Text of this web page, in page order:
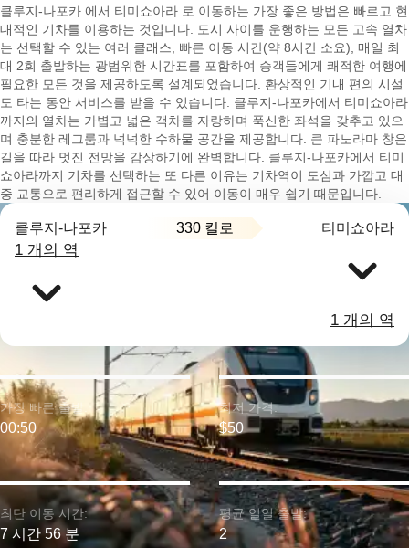
클루지-나포카 에서 티미쇼아라 로 이동하는 가장 좋은 방법은 빠르고 현
대적인 기차를 이용하는 것입니다. 도시 사이를 운행하는 모든 고속 열차
는 선택할 수 있는 여러 클래스, 빠른 이동 시간(약 8시간 소요), 매일 최
대 2회 출발하는 광범위한 시간표를 포함하여 승객들에게 쾌적한 여행에
필요한 모든 것을 제공하도록 설계되었습니다. 환상적인 기내 편의 시설
도 타는 동안 서비스를 받을 수 있습니다. 클루지-나포카에서 티미쇼아라
까지의 열차는 가볍고 넓은 객차를 자랑하며 푹신한 좌석을 갖추고 있으
며 충분한 레그룸과 넉넉한 수하물 공간을 제공합니다. 큰 파노라마 창은
길을 따라 멋진 전망을 감상하기에 완벽합니다. 클루지-나포카에서 티미
쇼아라까지 기차를 선택하는 또 다른 이유는 기차역이 도심과 가깝고 대
중 교통으로 편리하게 접근할 수 있어 이동이 매우 쉽기 때문입니다.
클루지-나포카 330 킬로 티미쇼아라
1 개의 역
1 개의 역
최단 이동 시간:
7 시간 56 분
가장 빠른 출발:
00:50
최저 가격:
$50
평균 일일 출발:
2